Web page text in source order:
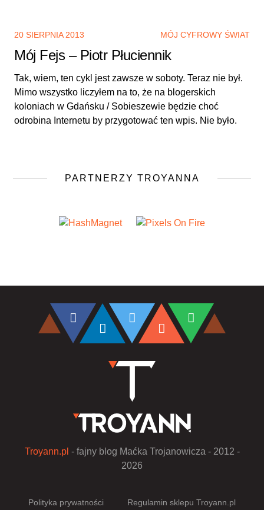
20 SIERPNIA 2013 MÓJ CYFROWY ŚWIAT
Mój Fejs – Piotr Płuciennik
Tak, wiem, ten cykl jest zawsze w soboty. Teraz nie był.
Mimo wszystko liczyłem na to, że na blogerskich
koloniach w Gdańsku / Sobieszewie będzie choć
odrobina Internetu by przygotować ten wpis. Nie było.
PARTNERZY TROYANNA
Troyann.pl - fajny blog Maćka Trojanowicza - 2012 -
2026
Polityka prywatności Regulamin sklepu Troyann.pl